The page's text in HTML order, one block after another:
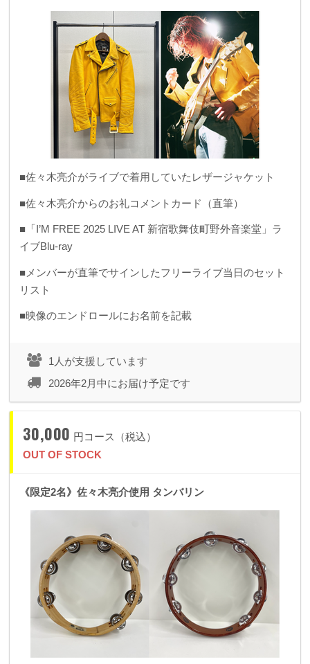
■佐々木亮介がライブで着用していたレザージャケット
■佐々木亮介からのお礼コメントカード（直筆）
■「I’M FREE 2025 LIVE AT 新宿歌舞伎町野外音楽堂」ラ
イブBlu-ray
■メンバーが直筆でサインしたフリーライブ当日のセット
リスト
■映像のエンドロールにお名前を記載
1人が支援しています
2026年2月中にお届け予定です
30,000 円コース（税込）
OUT OF STOCK
《限定2名》佐々木亮介使用 タンバリン